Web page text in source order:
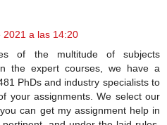
2021 a las 14:20
of the multitude of subjects
the expert courses, we have a
PhDs and industry specialists to
your assignments. We select our
can get my assignment help in